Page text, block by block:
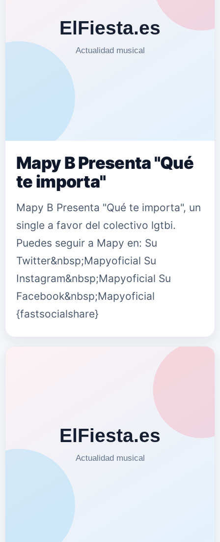
Mapy B Presenta "Qué
te importa"
Mapy B Presenta "Qué te importa", un
single a favor del colectivo lgtbi.
Puedes seguir a Mapy en: Su
Twitter&nbsp;Mapyoficial Su
Instagram&nbsp;Mapyoficial Su
Facebook&nbsp;Mapyoficial
{fastsocialshare}